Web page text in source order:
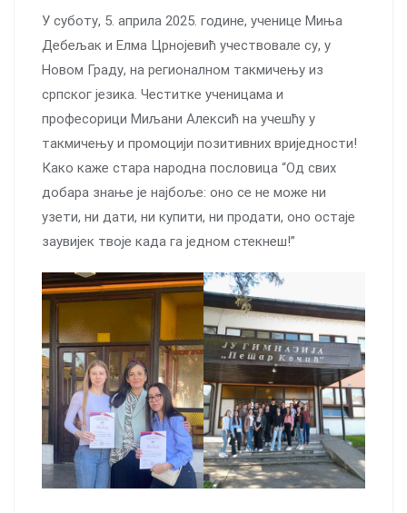
У суботу, 5. априла 2025. године, ученице Миња
Дебељак и Елма Црнојевић учествовале су, у
Новом Граду, на регионалном такмичењу из
српског језика. Честитке ученицама и
професорици Миљани Алексић на учешћу у
такмичењу и промоцији позитивних вриједности!
Како каже стара народна пословица “Од свих
добара знање је најбоље: оно се не може ни
узети, ни дати, ни купити, ни продати, оно остаје
заувијек твоје када га једном стекнеш!”